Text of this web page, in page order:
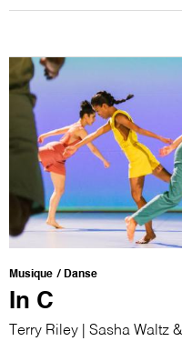
Musique Danse
In C
Terry Riley | Sasha Waltz